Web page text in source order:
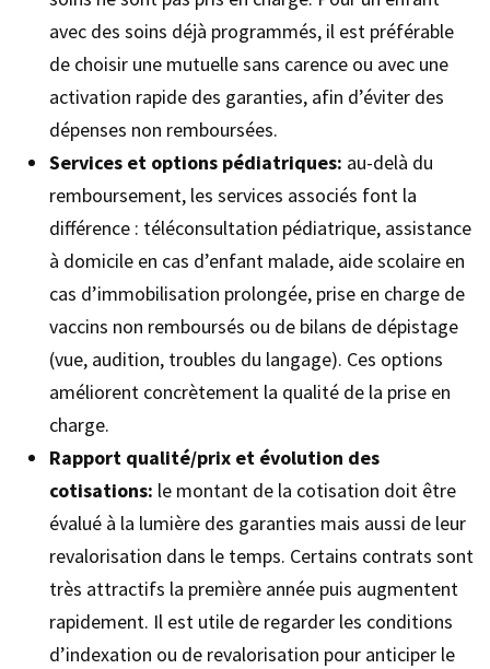
avec des soins déjà programmés, il est préférable
de choisir une mutuelle sans carence ou avec une
activation rapide des garanties, afin d’éviter des
dépenses non remboursées.
Services et options pédiatriques: au-delà du
remboursement, les services associés font la
différence : téléconsultation pédiatrique, assistance
à domicile en cas d’enfant malade, aide scolaire en
cas d’immobilisation prolongée, prise en charge de
vaccins non remboursés ou de bilans de dépistage
(vue, audition, troubles du langage). Ces options
améliorent concrètement la qualité de la prise en
charge.
Rapport qualité/prix et évolution des
cotisations: le montant de la cotisation doit être
évalué à la lumière des garanties mais aussi de leur
revalorisation dans le temps. Certains contrats sont
très attractifs la première année puis augmentent
rapidement. Il est utile de regarder les conditions
d’indexation ou de revalorisation pour anticiper le